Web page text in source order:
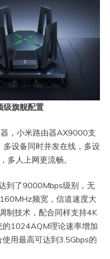
级旗舰配置
，小米路由器AX9000支
设备同时并发在线，多设
多人上网更流畅。
到了9000Mbps级别，无
频宽，信道速度大
制技术，配合同样支持4K
1024AQM理论速率增加
用最高可达到3.5Gbps的